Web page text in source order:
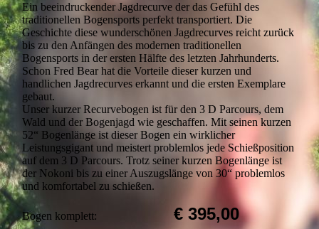
Ein beeindruckender Jagdrecurve der das Gefühl des
traditionellen Bogensports perfekt transportiert. Die
Geschichte diese wunderschönen Jagdrecurves reicht zurück
bis zu den Anfängen des modernen traditionellen
Bogensports in der ersten Hälfte des letzten Jahrhunderts.
Schon Fred Bear hat die Vorteile dieser kurzen und
handlichen Jagdrecurves erkannt und die ersten Exemplare
gebaut.
Unser kurzer Recurvebogen ist für den 3 D Parcours, dem
Wald und der Bogenjagd wie geschaffen. Mit seinen kurzen
52“ Bogenlänge ist dieser Bogen ein wirklicher
Leistungsgigant und meistert problemlos jede Schießposition
auf dem 3 D Parcours. Trotz seiner kurzen Bogenlänge ist
der Nokoni bis zu einer Auszugslänge von 30“ problemlos
und komfortabel zu schießen.
Bogen komplett:€ 395,00